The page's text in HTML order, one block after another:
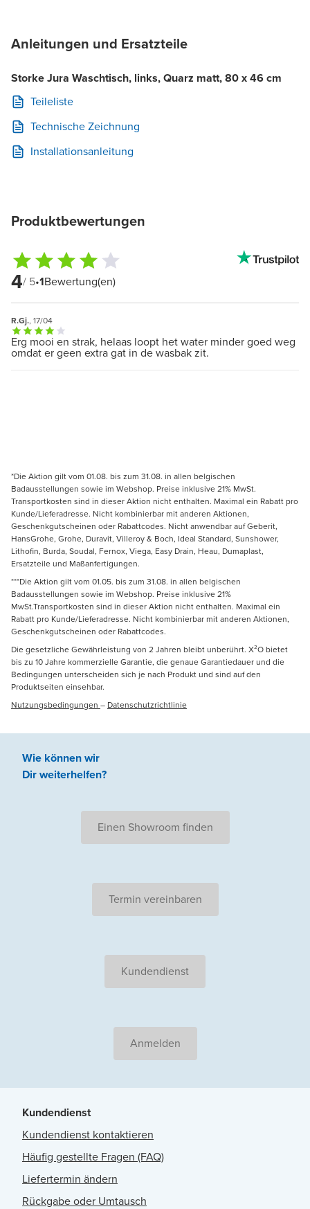
Anleitungen und Ersatzteile
Storke Jura Waschtisch, links, Quarz matt, 80 x 46 cm
Teileliste
Technische Zeichnung
Installationsanleitung
Produktbewertungen
4/ 5•1Bewertung(en)
R.Gj., 17/04
Erg mooi en strak, helaas loopt het water minder goed weg
omdat er geen extra gat in de wasbak zit.
*Die Aktion gilt vom 01.08. bis zum 31.08. in allen belgischen
Badausstellungen sowie im Webshop. Preise inklusive 21% MwSt.
Transportkosten sind in dieser Aktion nicht enthalten. Maximal ein Rabatt pro
Kunde/Lieferadresse. Nicht kombinierbar mit anderen Aktionen,
Geschenkgutscheinen oder Rabattcodes. Nicht anwendbar auf Geberit,
HansGrohe, Grohe, Duravit, Villeroy & Boch, Ideal Standard, Sunshower,
Lithofin, Burda, Soudal, Fernox, Viega, Easy Drain, Heau, Dumaplast,
Ersatzteile und Maßanfertigungen.
***Die Aktion gilt vom 01.05. bis zum 31.08. in allen belgischen
Badausstellungen sowie im Webshop. Preise inklusive 21%
MwSt.Transportkosten sind in dieser Aktion nicht enthalten. Maximal ein
Rabatt pro Kunde/Lieferadresse. Nicht kombinierbar mit anderen Aktionen,
Geschenkgutscheinen oder Rabattcodes.
Die gesetzliche Gewährleistung von 2 Jahren bleibt unberührt. X²O bietet
bis zu 10 Jahre kommerzielle Garantie, die genaue Garantiedauer und die
Bedingungen unterscheiden sich je nach Produkt und sind auf den
Produktseiten einsehbar.
Nutzungsbedingungen – Datenschutzrichtlinie
Wie können wir
Dir weiterhelfen?
Einen Showroom finden
Termin vereinbaren
Kundendienst
Anmelden
Kundendienst
Kundendienst kontaktieren
Häufig gestellte Fragen (FAQ)
Liefertermin ändern
Rückgabe oder Umtausch